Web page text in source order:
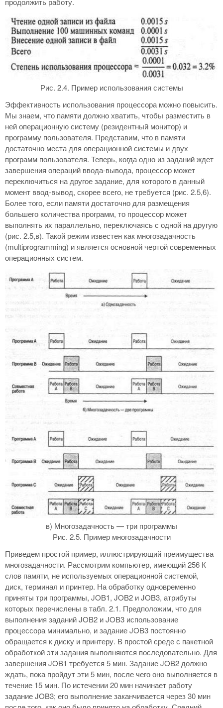
Рис. 2.4. Пример использования системы
Эффективность использования процессора можно повысить.
Мы знаем, что памяти должно хватить, чтобы разместить в
ней операционную систему (резидентный монитор) и
программу пользователя. Представим, что в памяти
достаточно места для операционной системы и двух
программ пользователя. Теперь, когда одно из заданий ждет
завершения операций ввода-вывода, процессор может
переключиться на другое задание, для которого в данный
момент ввод-вывод, скорее всего, не требуется (рис. 2.5,6).
Более того, если памяти достаточно для размещения
большего количества программ, то процессор может
выполнять их параллельно, переключаясь с одной на другую
(рис. 2.5,в). Такой режим известен как многозадачность
(multiprogramming) и является основной чертой современных
операционных систем.
в) Многозадачность — три программы
Рис. 2.5. Пример многозадачности
Приведем простой пример, иллюстрирующий преимущества
многозадачности. Рассмотрим компьютер, имеющий 256 К
слов памяти, не используемых операционной системой,
диск, терминал и принтер. На обработку одновременно
приняты три программы, JOB1, JOB2 и JOB3, атрибуты
которых перечислены в табл. 2.1. Предположим, что для
выполнения заданий JOB2 и JOB3 использование
процессора минимально, и задание JOB3 постоянно
обращается к диску и принтеру. В простой среде с пакетной
обработкой эти задания выполняются последовательно. Для
завершения JOB1 требуется 5 мин. Задание JOB2 должно
ждать, пока пройдут эти 5 мин, после чего оно выполняется в
течение 15 мин. По истечении 20 мин начинает работу
задание JOB3; его выполнение заканчивается через 30 мин